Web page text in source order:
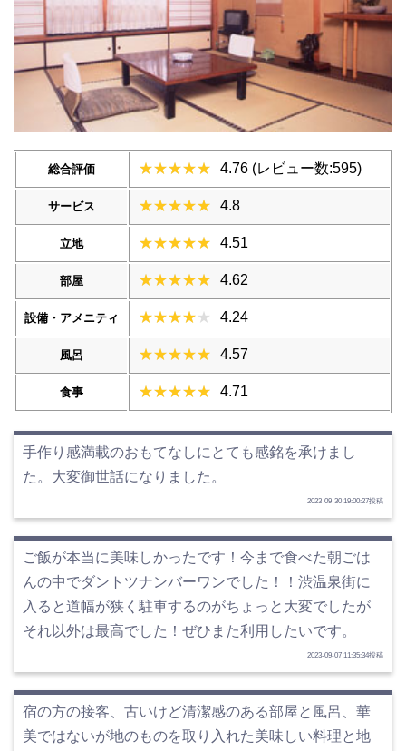
総合評価 4.76 (レビュー数:595)
サービス 4.8
立地 4.51
部屋 4.62
設備・アメニティ 4.24
風呂 4.57
食事 4.71
手作り感満載のおもてなしにとても感銘を承けまし
た。大変御世話になりました。
2023-09-30 19:00:27投稿
ご飯が本当に美味しかったです！今まで食べた朝ごは
んの中でダントツナンバーワンでした！！渋温泉街に
入ると道幅が狭く駐車するのがちょっと大変でしたが
それ以外は最高でした！ぜひまた利用したいです。
2023-09-07 11:35:34投稿
宿の方の接客、古いけど清潔感のある部屋と風呂、華
美ではないが地のものを取り入れた美味しい料理と地